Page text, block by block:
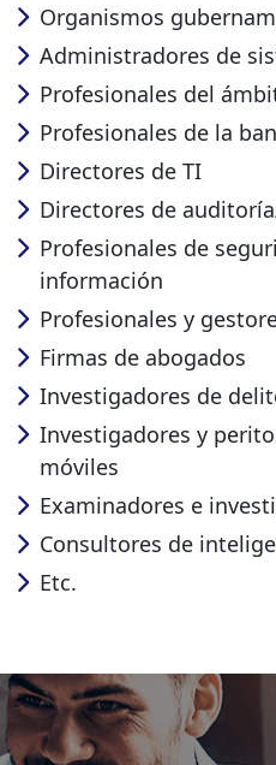
Organismos
Administradores de
Profesionales del
Profesionales de la
Directores de TI
Directores de
Profesionales de
información
Profesionales y
Firmas de abogados
Investigadores de
Investigadores y
móviles
Examinadores e
Consultores de
Etc.